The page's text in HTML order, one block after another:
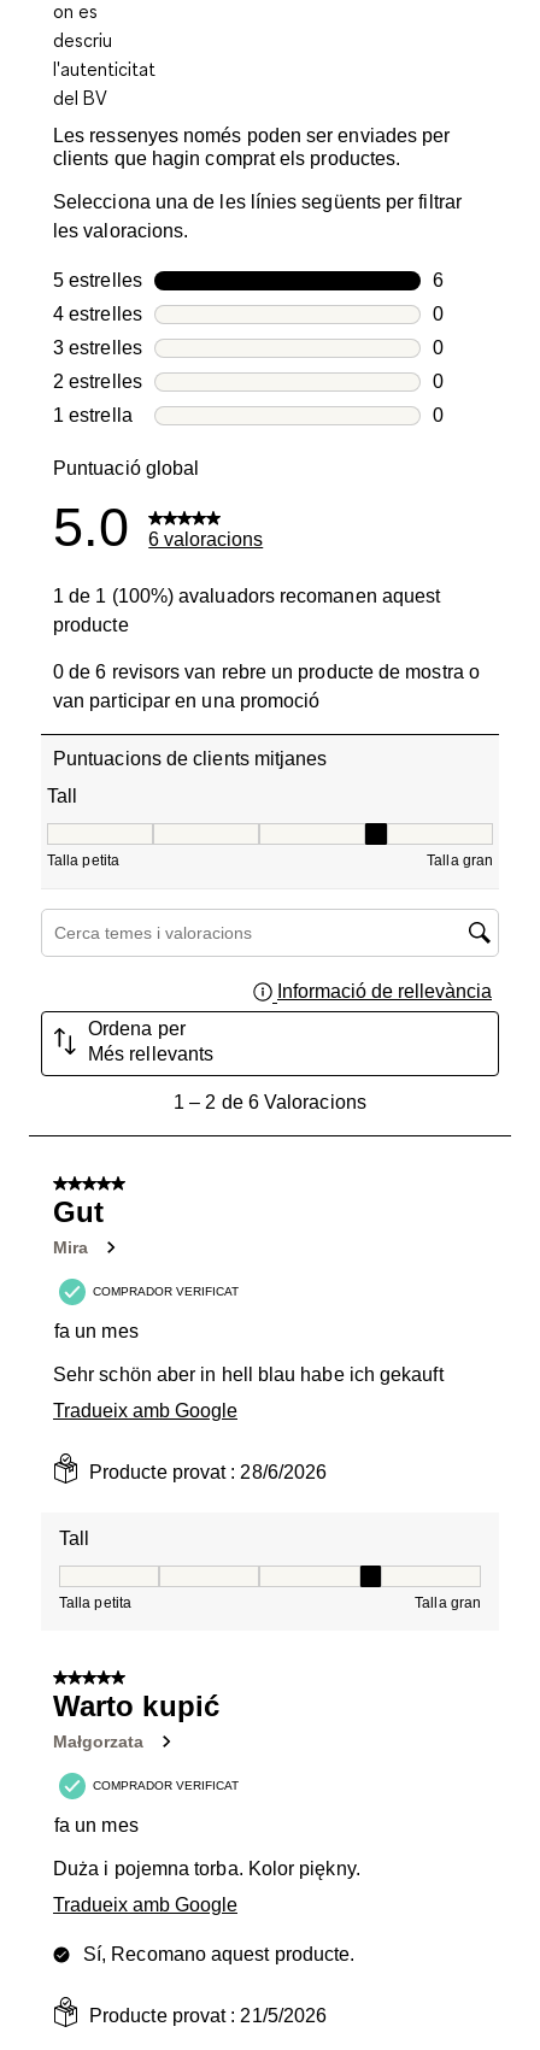
Les ressenyes només poden ser enviades per
clients que hagin comprat els productes.
Selecciona una de les línies següents per filtrar
les valoracions.
5 estrellesestrelles
6
6
4 estrellesestrelles
0
0
3 estrellesestrelles
0
0
2 estrellesestrelles
0
0
1 estrellaestrelles
0
Puntuació global
5.0 6 valoracions
1 de 1 (100%) avaluadors recomanen aquest
producte
0 de 6 revisors van rebre un producte de mostra o
van participar en una promoció
Puntuacions de clients mitjanes
Tall
Talla petita Talla gran
Cerca temes i valoracions regió de cerca
Informació de rellevància
Ordena per
Més rellevants
Valoracions.
1 – 2 de 6 Valoracions
5 de 5 estrelles.
Gut
Mira
COMPRADOR VERIFICAT
fa un mes
Sehr schön aber in hell blau habe ich gekauft
Tradueix amb Google
Producte provat :28/6/2026
Tall
Talla petita Talla gran
5 de 5 estrelles.
Warto kupić
Małgorzata
COMPRADOR VERIFICAT
fa un mes
Duża i pojemna torba. Kolor piękny.
Tradueix amb Google
Sí, Recomano aquest producte.
Producte provat :21/5/2026